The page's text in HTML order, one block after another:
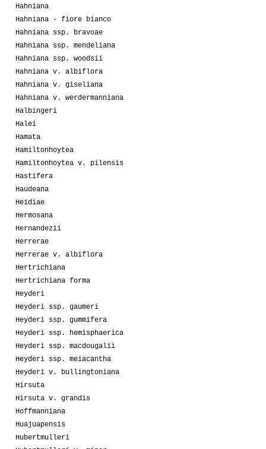
Hahniana
Hahniana - fiore bianco
Hahniana ssp. bravoae
Hahniana ssp. mendeliana
Hahniana ssp. woodsii
Hahniana v. albiflora
Hahniana v. giseliana
Hahniana v. werdermanniana
Halbingeri
Halei
Hamata
Hamiltonhoytea
Hamiltonhoytea v. pilensis
Hastifera
Haudeana
Heidiae
Hermosana
Hernandezii
Herrerae
Herrerae v. albiflora
Hertrichiana
Hertrichiana forma
Heyderi
Heyderi ssp. gaumeri
Heyderi ssp. gummifera
Heyderi ssp. hemisphaerica
Heyderi ssp. macdougalii
Heyderi ssp. meiacantha
Heyderi v. bullingtoniana
Hirsuta
Hirsuta v. grandis
Hoffmanniana
Huajuapensis
Hubertmulleri